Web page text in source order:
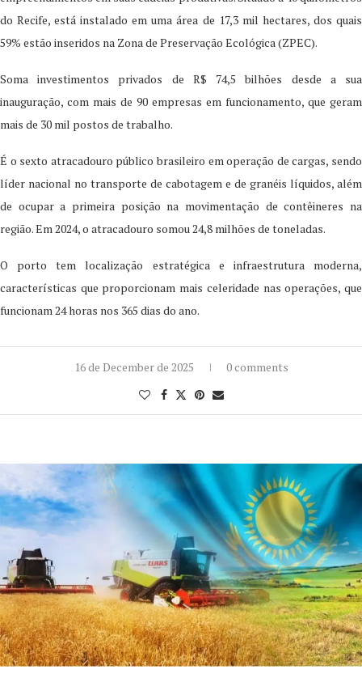
do Recife, está instalado em uma área de 17,3 mil hectares, dos quais
59% estão inseridos na Zona de Preservação Ecológica (ZPEC).
Soma investimentos privados de R$ 74,5 bilhões desde a sua
inauguração, com mais de 90 empresas em funcionamento, que geram
mais de 30 mil postos de trabalho.
É o sexto atracadouro público brasileiro em operação de cargas, sendo
líder nacional no transporte de cabotagem e de granéis líquidos, além
de ocupar a primeira posição na movimentação de contêineres na
região. Em 2024, o atracadouro somou 24,8 milhões de toneladas.
O porto tem localização estratégica e infraestrutura moderna,
características que proporcionam mais celeridade nas operações, que
funcionam 24 horas nos 365 dias do ano.
16 de December de 2025 0 comments